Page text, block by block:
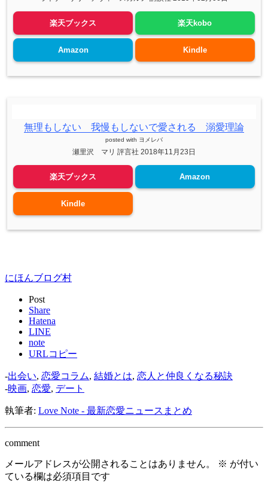
楽天ブックス 楽天kobo
Amazon Kindle
無理もしない 我慢もしないで愛される 溺愛理論
posted with ヨメレバ
瀬里沢 マリ 評言社 2018年11月23日
楽天ブックス Amazon
Kindle
にほんブログ村
Post
Share
Hatena
LINE
note
URLコピー
-出会い, 恋愛コラム, 結婚とは, 恋人と仲良くなる秘訣
-映画, 恋愛, デート
執筆者: Love Note - 最新恋愛ニュースまとめ
comment
メールアドレスが公開されることはありません。 ※ が付い
ている欄は必須項目です